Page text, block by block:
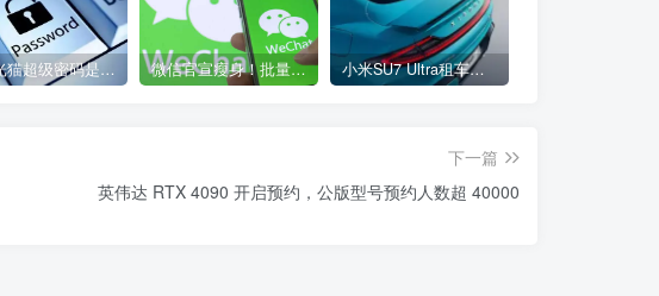
移动光猫超级密码是多少？移动光猫超级管理员后台账号与密码 微信官宣瘦身！批量清理原图新功能来了 安卓、iOS均可使用 小米SU7 Ultra租车单日价格高达万元：一月内已约满 预计一年回本
下一篇
英伟达 RTX 4090 开启预约，公版型号预约人数超 40000